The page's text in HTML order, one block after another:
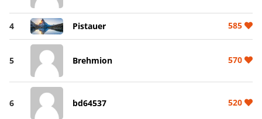
4 Pistauer 585
5 Brehmion 570
6 bd64537 520